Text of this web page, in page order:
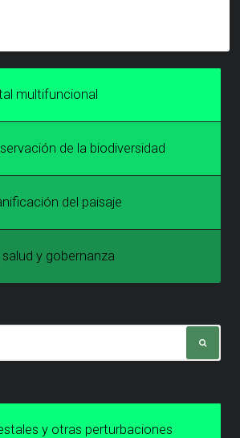
multifuncional
de la biodiversidad
del paisaje
y gobernanza
y otras perturbaciones